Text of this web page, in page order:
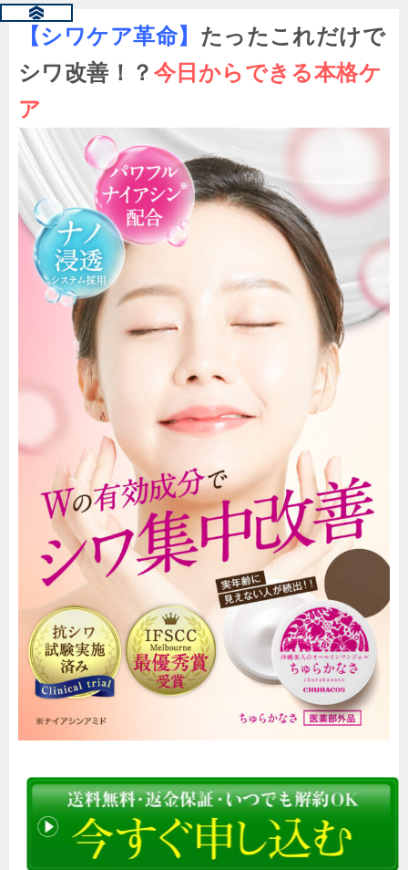
【シワケア革命】 たったこれだけで
シワ改善！？ 今日からできる本格ケ
ア